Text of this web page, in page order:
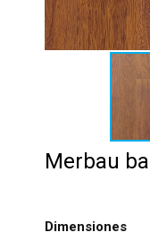
Merbau
Dimensiones